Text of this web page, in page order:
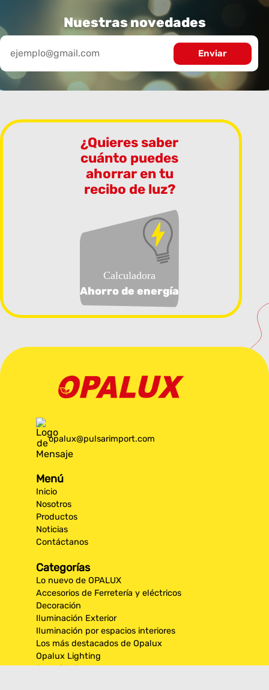
Nuestras novedades
¿Quieres saber
cuánto puedes
ahorrar en tu
recibo de luz?
Calculadora
Ahorro de energía
opalux@pulsarimport.com
Menú
Inicio
Nosotros
Productos
Noticias
Contáctanos
Categorías
Lo nuevo de OPALUX
Accesorios de Ferretería y eléctricos
Decoración
Iluminación Exterior
Iluminación por espacios interiores
Los más destacados de Opalux
Opalux Lighting
Seguridad